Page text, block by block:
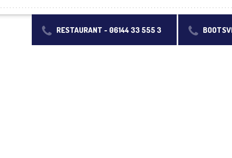
RESTAURANT - 06144 33 555 3